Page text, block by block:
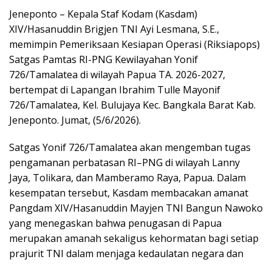
Jeneponto – Kepala Staf Kodam (Kasdam)
XIV/Hasanuddin Brigjen TNI Ayi Lesmana, S.E.,
memimpin Pemeriksaan Kesiapan Operasi (Riksiapops)
Satgas Pamtas RI-PNG Kewilayahan Yonif
726/Tamalatea di wilayah Papua TA. 2026-2027,
bertempat di Lapangan Ibrahim Tulle Mayonif
726/Tamalatea, Kel. Bulujaya Kec. Bangkala Barat Kab.
Jeneponto. Jumat, (5/6/2026).
Satgas Yonif 726/Tamalatea akan mengemban tugas
pengamanan perbatasan RI–PNG di wilayah Lanny
Jaya, Tolikara, dan Mamberamo Raya, Papua. Dalam
kesempatan tersebut, Kasdam membacakan amanat
Pangdam XIV/Hasanuddin Mayjen TNI Bangun Nawoko
yang menegaskan bahwa penugasan di Papua
merupakan amanah sekaligus kehormatan bagi setiap
prajurit TNI dalam menjaga kedaulatan negara dan